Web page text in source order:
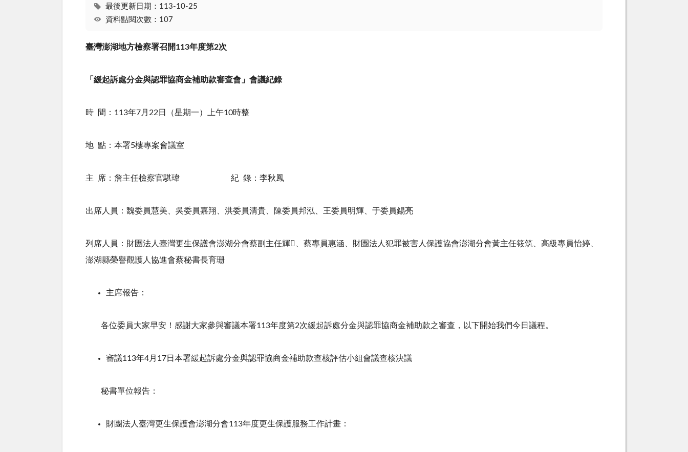
最後更新日期：113-10-25
資料點閱次數：107
臺灣澎湖地方檢察署召開113年度第2次
「緩起訴處分金與認罪協商金補助款審查會」會議紀錄
時 間： 113年7月 22日（星期一）上午10時整
地 點：本署5樓專案會議室
主 席：詹主任檢察官騏瑋 紀 錄：李秋鳳
出席人員：魏委員慧美、吳委員嘉翔、洪委員清貴、陳委員邦泓、王委員明輝、于委員錫亮
列席人員：財團法人臺灣更生保護會澎湖分會蔡副主任輝𬎞、蔡專員惠涵、財團法人犯罪被害人保護協會澎湖分會黃主任筱筑、高級專員怡婷、
澎湖縣榮譽觀護人協進會蔡秘書長育珊
主席報告：
各位委員大家早安！感謝大家參與審議本署113年度第2次緩起訴處分金與認罪協商金補助款之審查，以下開始我們今日議程。
審議113年4月 17日本署緩起訴處分金與認罪協商金補助款查核評估小組會議查核決議
秘書單位報告：
財團法人臺灣更生保護會澎湖分會113年度更生保護服務工作計畫：